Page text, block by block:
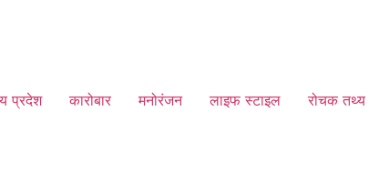
प्रदेश कारोबार मनोरंजन लाइफ स्टाइल रोचक तथ्य